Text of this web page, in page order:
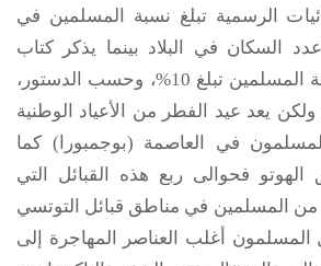
الرسمية تبلغ نسبة المسلمين في
1% من عدد السكان في البلاد بينما يذكر كتاب
حقائق العالم أن نسبة المسلمين تبلغ 10%، وحسب الدستور،
ولكن يعد عيد الفطر من الأعياد الوطنية
في العاصمة (بوجمبورا) كما
فحوالى ربع هذه القبائل التي
من المسلمين في مناطق قبائل التوتسي
أغلب العناصر المهاجرة إلى